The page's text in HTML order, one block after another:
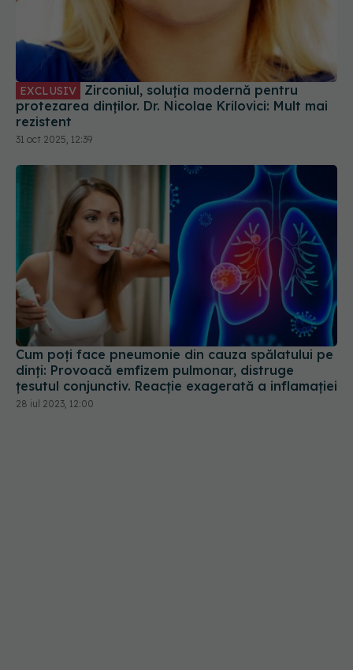
EXCLUSIV
protezarea dinților. Dr. Nicolae Krilovici: Mult mai
rezistent
31 oct 2025, 12:39
Cum poți face pneumonie din cauza spălatului pe
dinți: Provoacă emfizem pulmonar, distruge
țesutul conjunctiv. Reacție exagerată a inflamației
28 iul 2023, 12:00